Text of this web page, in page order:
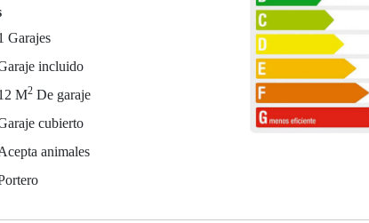
Garajes
incluido
M2 De garaje
cubierto
animales